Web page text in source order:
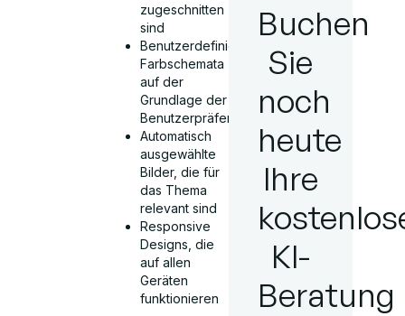
zugeschnitten
sind
Benutzerdefinierte
Farbschemata
auf der
Grundlage der
Benutzerpräferenzen
Automatisch
ausgewählte
Bilder, die für
das Thema
relevant sind
Responsive
Designs, die
auf allen
Geräten
funktionieren
Buchen
Sie
noch
heute
Ihre
KI-
Beratung